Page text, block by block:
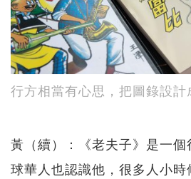
行方相當有心思，把圖錄設
黃（續）：《老夫子》是一
球華人也認識他，很多人小時